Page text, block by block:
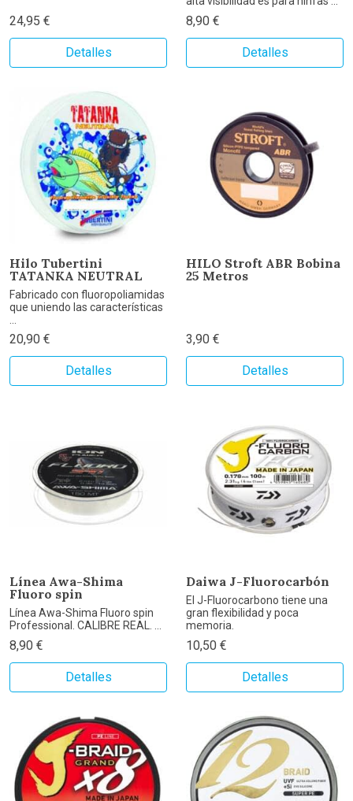
24,95 €
Detalles
8,90 €
Detalles
Hilo Tubertini
TATANKA NEUTRAL
Fabricado con fluoropoliamidas
que uniendo las características
20,90 €
Detalles
HILO Stroft ABR Bobina
25 Metros
3,90 €
Detalles
Línea Awa-Shima
Fluoro spin
Línea Awa-Shima Fluoro spin
Professional. CALIBRE REAL. ...
8,90 €
Detalles
Daiwa J-Fluorocarbón
El J-Fluorocarbono tiene una
gran flexibilidad y poca
memoria.
10,50 €
Detalles